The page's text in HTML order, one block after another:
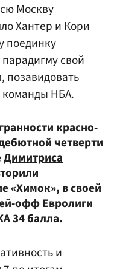
Москву
Хантер и Кори
поединку
свой
позавидовать
команды НБА.
красно-
четверти
Димитриса
«Химок», в своей
офф Евролиги
34 балла.
и